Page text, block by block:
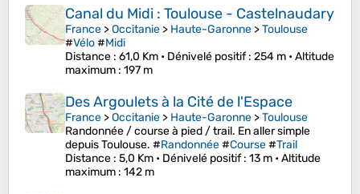
Canal du Midi : Toulouse - Castelnaudary
France >Occitanie > Haute-Garonne >Toulouse
#Vélo#Midi
Distance : 61,0 Km • Dénivelé positif: 254 m •Altitude
maximum : 197 m
Des Argoulets à la Cité de l'Espace
France >Occitanie > Haute-Garonne >Toulouse
Randonnée / course à pied / trail. En aller simple
depuis Toulouse. #Randonnée#Course#Trail
Distance : 5,0 Km • Dénivelé positif: 13 m •Altitude
maximum : 142 m